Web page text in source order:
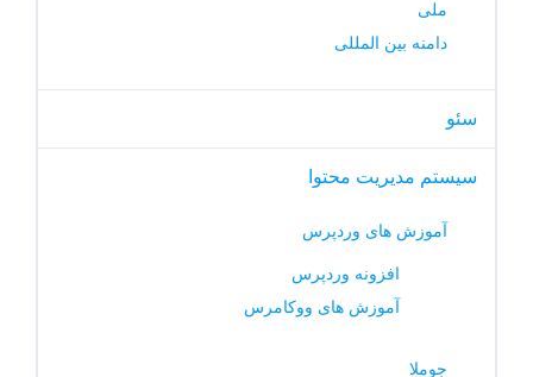
ملی
دامنه بین المللی
سئو
سیستم مدیریت محتوا
آموزش های وردپرس
افزونه وردپرس
آموزش های ووکامرس
جوملا